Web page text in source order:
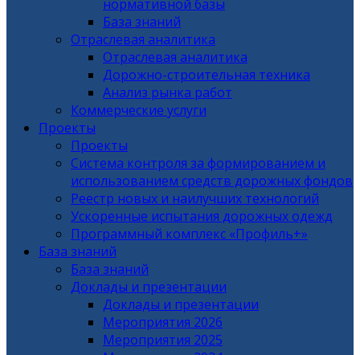
нормативной базы
База знаний
Отраслевая аналитика
Отраслевая аналитика
Дорожно-строительная техника
Анализ рынка работ
Коммерческие услуги
Проекты
Проекты
Система контроля за формированием и
использованием средств дорожных фондов
Реестр новых и наилучших технологий
Ускоренные испытания дорожных одежд
Программный комплекс «Профиль+»
База знаний
База знаний
Доклады и презентации
Доклады и презентации
Мероприятия 2026
Мероприятия 2025